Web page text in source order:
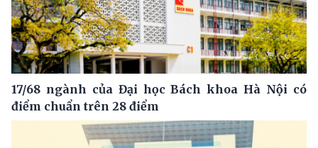
17/68 ngành của Đại học Bách khoa Hà Nội có
điểm chuẩn trên 28 điểm